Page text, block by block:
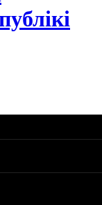
Дня будаўніка,
ва ўрачыстай